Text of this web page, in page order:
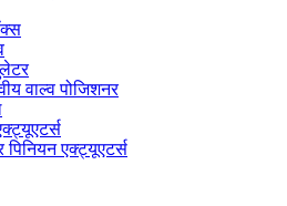
वाल्व पोजिशनर
एक्ट्यूएटर्स